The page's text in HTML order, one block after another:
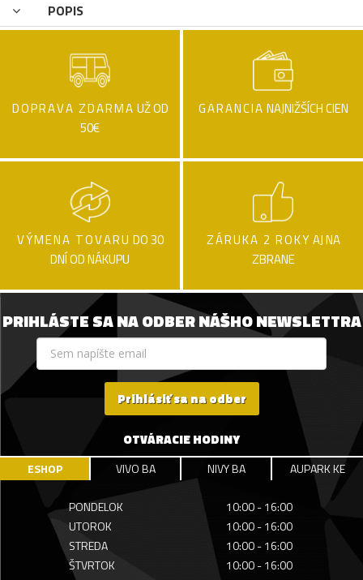
POPIS
DOPRAVA ZDARMA UŽ OD
50€
GARANCIA NAJNIŽŠÍCH CIEN
VÝMENA TOVARU DO 30
DNÍ OD NÁKUPU
ZÁRUKA 2 ROKY AJ NA
ZBRANE
PRIHLÁSTE SA NA ODBER NÁŠHO NEWSLETTRA
Prihlásiť sa na odber
OTVÁRACIE HODINY
ESHOP VIVO BA NIVY BA AUPARK KE
PONDELOK
10:00 - 16:00
UTOROK
10:00 - 16:00
STREDA
10:00 - 16:00
ŠTVRTOK
10:00 - 16:00